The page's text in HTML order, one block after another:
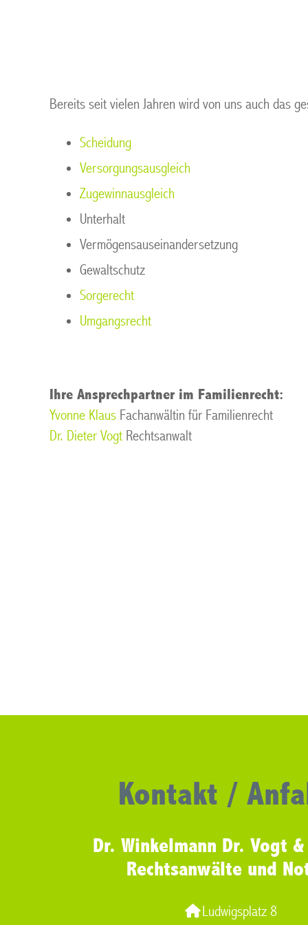
Bereits seit vielen Jahren wird von uns auch das
Scheidung
Versorgungsausgleich
Zugewinnausgleich
Unterhalt
Vermögensauseinandersetzung
Gewaltschutz
Sorgerecht
Umgangsrecht
Ihre Ansprechpartner im Familienrecht:
Yvonne Klaus Fachanwältin für Familienrecht
Dr. Dieter Vogt Rechtsanwalt
Kontakt /
Dr. Winkelmann Dr. Vogt
Rechtsanwälte und
Ludwigsplatz 8